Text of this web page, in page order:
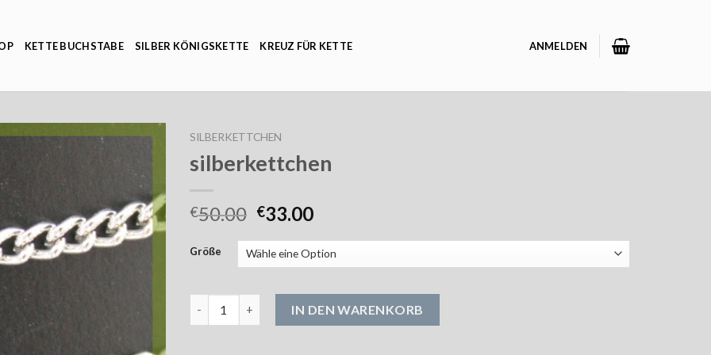
KETTE BUCHSTABE SILBER KÖNIGSKETTE KREUZ FÜR KETTE ANMELDEN
SILBERKETTCHEN
silberkettchen
€50.00 €33.00
Größe
IN DEN WARENKORB